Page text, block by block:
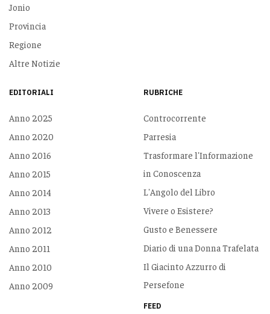
Jonio
Provincia
Regione
Altre Notizie
EDITORIALI
Anno 2025
Anno 2020
Anno 2016
Anno 2015
Anno 2014
Anno 2013
Anno 2012
Anno 2011
Anno 2010
Anno 2009
RUBRICHE
Controcorrente
Parresia
Trasformare l'Informazione
in Conoscenza
L'Angolo del Libro
Vivere o Esistere?
Gusto e Benessere
Diario di una Donna Trafelata
Il Giacinto Azzurro di
Persefone
FEED